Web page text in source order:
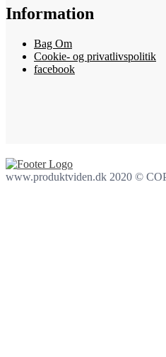
Information
Bag Om
Cookie- og privatlivspolitik
facebook
www.produktviden.dk 2020 ©